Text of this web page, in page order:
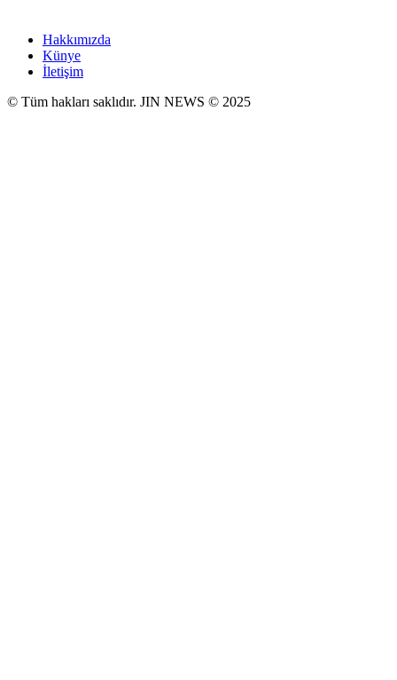
Hakkımızda
Künye
İletişim
© Tüm hakları saklıdır. JIN NEWS © 2025